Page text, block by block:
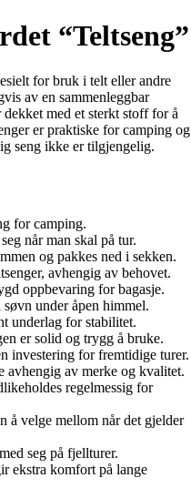
“Teltseng”
for bruk i telt eller andre
av en sammenleggbar
med et sterkt stoff for å
er praktiske for camping og
seng ikke er tilgjengelig.
for camping.
når man skal på tur.
og pakkes ned i sekken.
avhengig av behovet.
oppbevaring for bagasje.
under åpen himmel.
underlag for stabilitet.
er solid og trygg å bruke.
investering for fremtidige turer.
avhengig av merke og kvalitet.
regelmessig for
å velge mellom når det gjelder
seg på fjellturer.
ekstra komfort på lange